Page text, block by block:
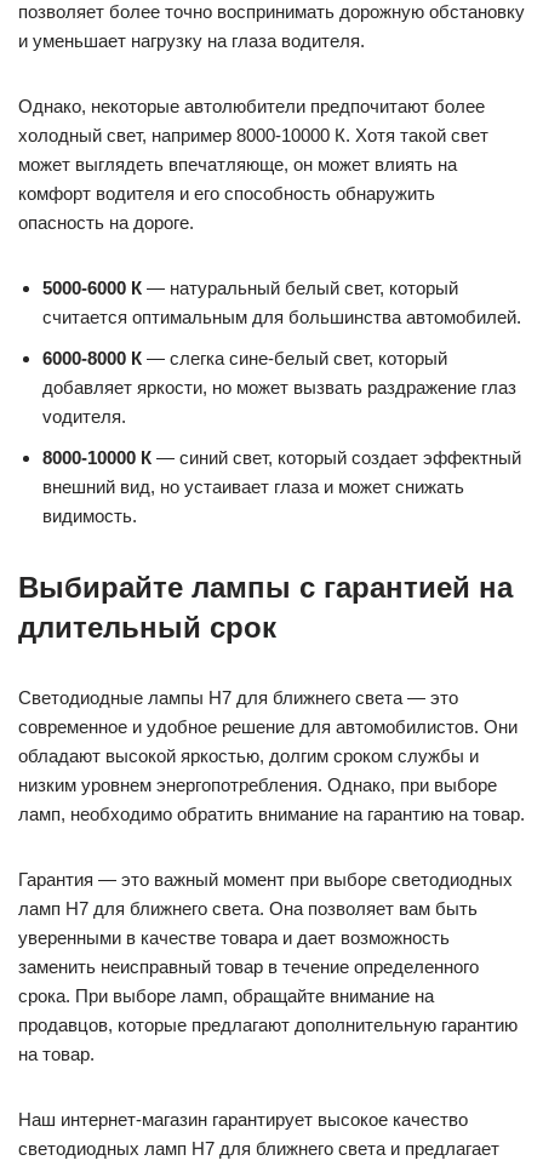
позволяет более точно воспринимать дорожную обстановку
и уменьшает нагрузку на глаза водителя.
Однако, некоторые автолюбители предпочитают более
холодный свет, например 8000-10000 К. Хотя такой свет
может выглядеть впечатляюще, он может влиять на
комфорт водителя и его способность обнаружить
опасность на дороге.
5000-6000 К — натуральный белый свет, который
считается оптимальным для большинства автомобилей.
6000-8000 К — слегка сине-белый свет, который
добавляет яркости, но может вызвать раздражение глаз
vодителя.
8000-10000 К — синий свет, который создает эффектный
внешний вид, но устаивает глаза и может снижать
видимость.
Выбирайте лампы с гарантией на
длительный срок
Светодиодные лампы H7 для ближнего света — это
современное и удобное решение для автомобилистов. Они
обладают высокой яркостью, долгим сроком службы и
низким уровнем энергопотребления. Однако, при выборе
ламп, необходимо обратить внимание на гарантию на товар.
Гарантия — это важный момент при выборе светодиодных
ламп H7 для ближнего света. Она позволяет вам быть
уверенными в качестве товара и дает возможность
заменить неисправный товар в течение определенного
срока. При выборе ламп, обращайте внимание на
продавцов, которые предлагают дополнительную гарантию
на товар.
Наш интернет-магазин гарантирует высокое качество
светодиодных ламп H7 для ближнего света и предлагает